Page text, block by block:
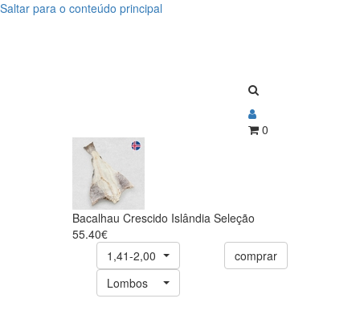
Saltar para o conteúdo principal
0
Bacalhau Crescido Islândia Seleção
55.40€
1,41-2,00
Lombos
comprar